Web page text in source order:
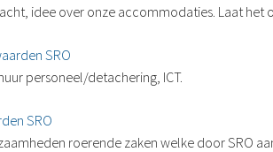
idee over onze accommodaties. Laat het
SRO
personeel/detachering, ICT.
SRO
roerende zaken welke door SRO